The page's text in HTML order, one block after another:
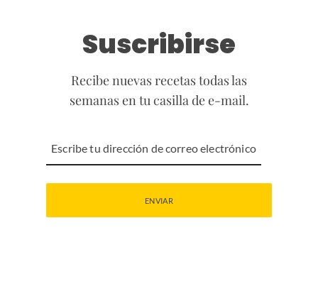
Suscribirse
Recibe nuevas recetas todas las
semanas en tu casilla de e-mail.